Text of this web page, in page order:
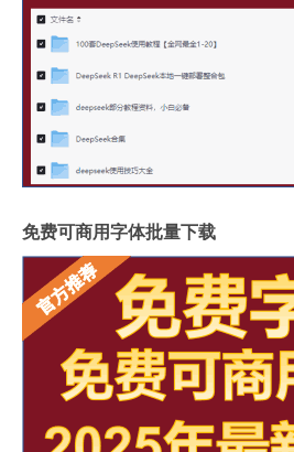
免费可商用字体批量下载